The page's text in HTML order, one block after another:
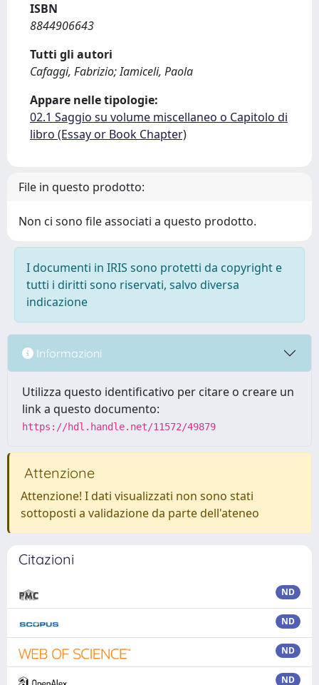
ISBN
8844906643
Tutti gli autori
Cafaggi, Fabrizio; Iamiceli, Paola
Appare nelle tipologie:
02.1 Saggio su volume miscellaneo o Capitolo di
libro (Essay or Book Chapter)
File in questo prodotto:
Non ci sono file associati a questo prodotto.
I documenti in IRIS sono protetti da copyright e
tutti i diritti sono riservati, salvo diversa
indicazione
Informazioni
Utilizza questo identificativo per citare o creare un
link a questo documento:
https://hdl.handle.net/11572/49879
Attenzione
Attenzione! I dati visualizzati non sono stati
sottoposti a validazione da parte dell'ateneo
Citazioni
ND
ND
ND
ND